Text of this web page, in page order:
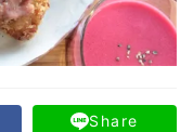
Share